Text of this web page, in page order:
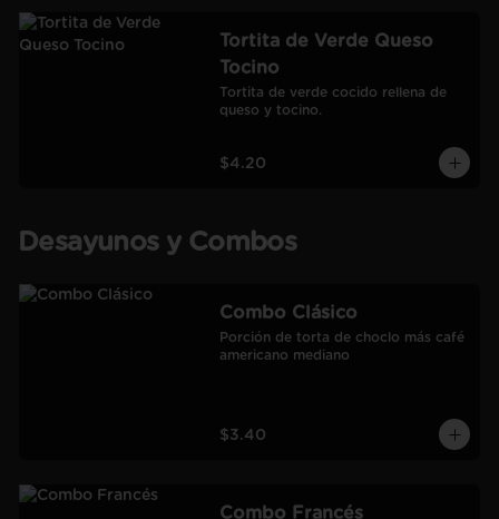
Tortita de Verde Queso
Tocino
Tortita de verde cocido rellena de
queso y tocino.
$4.20
Desayunos y Combos
Combo Clásico
Porción de torta de choclo más café
americano mediano
$3.40
Combo Francés